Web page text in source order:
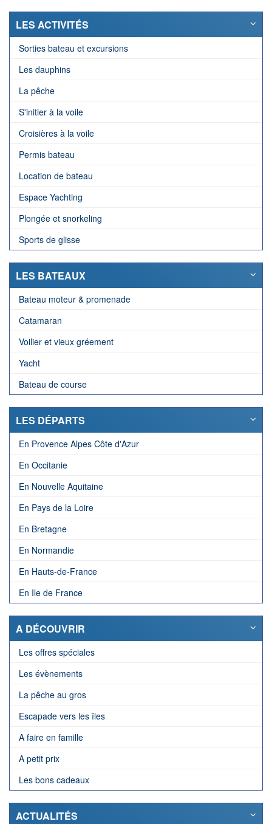
LES ACTIVITÉS
Sorties bateau et excursions
Les dauphins
La pêche
S'initier à la voile
Croisières à la voile
Permis bateau
Location de bateau
Espace Yachting
Plongée et snorkeling
Sports de glisse
LES BATEAUX
Bateau moteur & promenade
Catamaran
Voilier et vieux gréement
Yacht
Bateau de course
LES DÉPARTS
En Provence Alpes Côte d'Azur
En Occitanie
En Nouvelle Aquitaine
En Pays de la Loire
En Bretagne
En Normandie
En Hauts-de-France
En Ile de France
A DÉCOUVRIR
Les offres spéciales
Les évènements
La pêche au gros
Escapade vers les îles
A faire en famille
A petit prix
Les bons cadeaux
ACTUALITÉS